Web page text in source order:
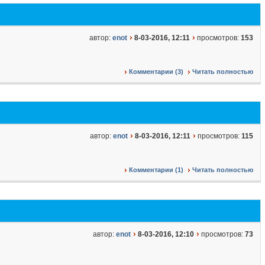
автор: enot 8-03-2016, 12:11 просмотров: 153
Комментарии (3) Читать полностью
автор: enot 8-03-2016, 12:11 просмотров: 115
Комментарии (1) Читать полностью
автор: enot 8-03-2016, 12:10 просмотров: 73